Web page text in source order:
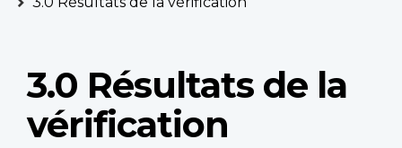
3.0 Résultats de la
vérification